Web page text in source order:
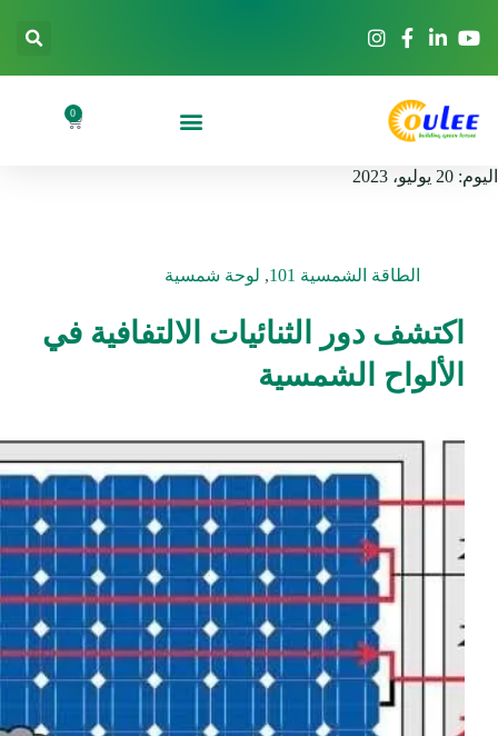
0
اليوم:
الطاقة الشمسية 101 , لوحة شمسية
اكتشف دور الثنائيات الالتفافية في
الألواح الشمسية